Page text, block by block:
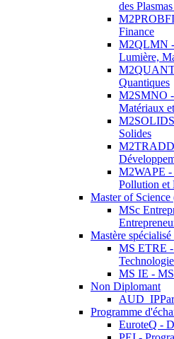
des
Finance
M2QLMN
Lumière,
Quantiques
M2SMNO
Matériaux
Solides
M2TRADD
M2WAPE -
Pollution et
Master of
MSc
Mastère
MS ETRE -
MS IE -
Non Diplomant
Programme
EuroteQ -